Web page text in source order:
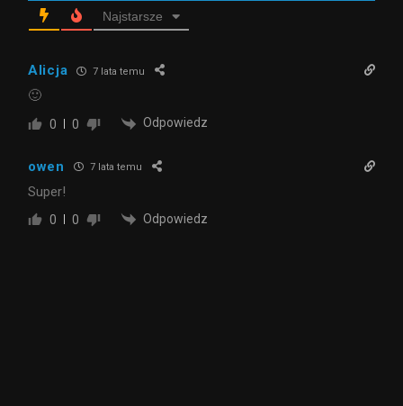
Najstarsze
Alicja 7 lata temu
🙂
0 0 Odpowiedz
owen 7 lata temu
Super!
0 0 Odpowiedz